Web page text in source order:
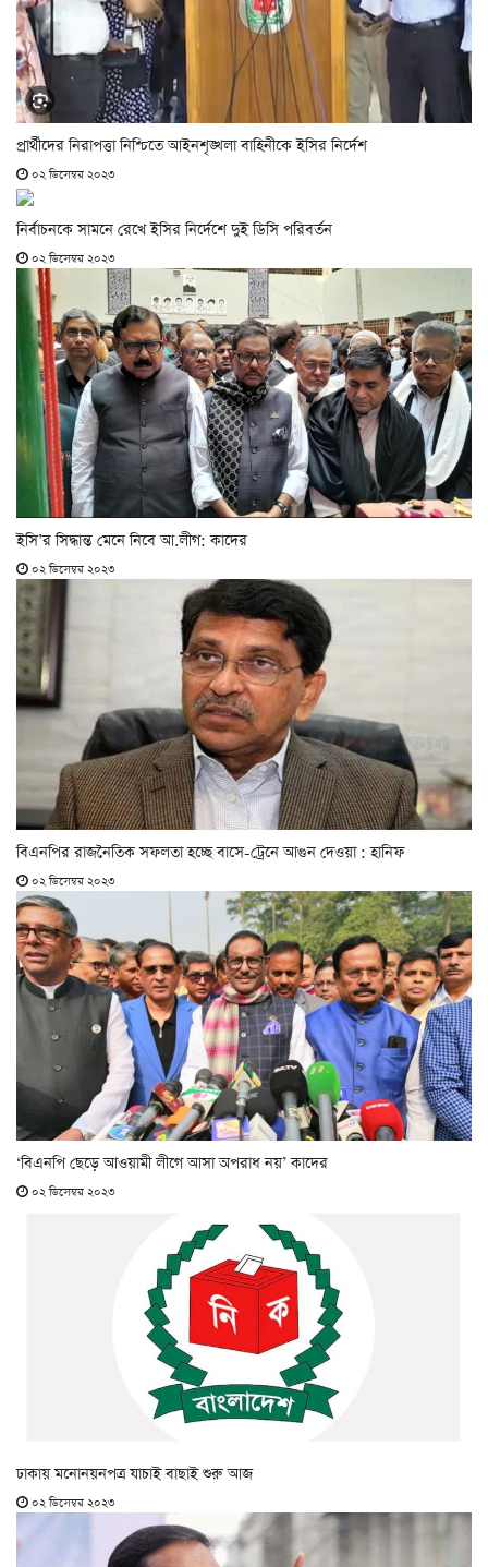
প্রার্থীদের নিরাপত্তা নিশ্চিতে আইনশৃঙ্খলা বাহিনীকে ইসির নির্দেশ
০২ ডিসেম্বর ২০২৩
নির্বাচনকে সামনে রেখে ইসির নির্দেশে দুই ডিসি পরিবর্তন
০২ ডিসেম্বর ২০২৩
ইসি’র সিদ্ধান্ত মেনে নিবে আ.লীগ: কাদের
০২ ডিসেম্বর ২০২৩
বিএনপির রাজনৈতিক সফলতা হচ্ছে বাসে-ট্রেনে আগুন দেওয়া : হানিফ
০২ ডিসেম্বর ২০২৩
‘বিএনপি ছেড়ে আওয়ামী লীগে আসা অপরাধ নয়’ কাদের
০২ ডিসেম্বর ২০২৩
ঢাকায় মনোনয়নপত্র যাচাই বাছাই শুরু আজ
০২ ডিসেম্বর ২০২৩